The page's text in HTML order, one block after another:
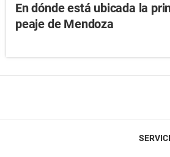
En dónde está ubicada la
peaje de Mendoza